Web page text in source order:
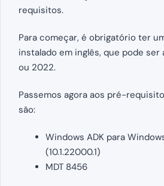
requisitos.
Para começar, é obrigatório ter
instalado em inglês, que pode ser
ou 2022.
Passemos agora aos pré-
são:
Windows ADK para Windows
(10.1.22000.1)
MDT 8456